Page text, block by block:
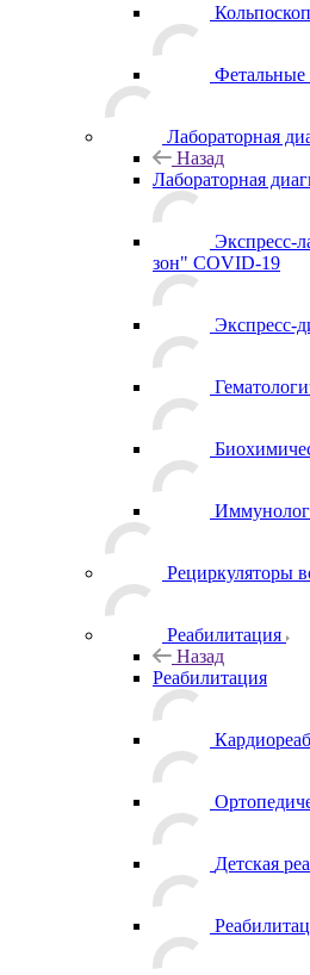
Лабораторная
Назад
Лабораторная
Экспресс-
зон" COVID-19
Экспресс-
Рециркуляторы
Реабилитация
Назад
Реабилитация
Детская